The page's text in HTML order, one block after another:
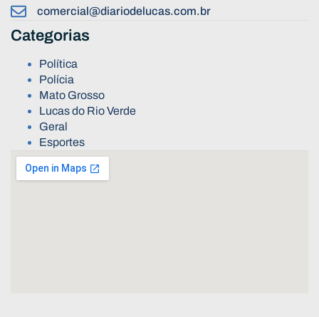
comercial@diariodelucas.com.br
Categorias
Política
Polícia
Mato Grosso
Lucas do Rio Verde
Geral
Esportes